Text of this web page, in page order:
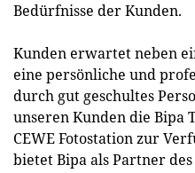
Bedürfnisse der Kunden.
Kunden erwartet neben
eine persönliche und
durch gut geschultes
unseren Kunden die Bipa
CEWE Fotostation zur
bietet Bipa als Partner